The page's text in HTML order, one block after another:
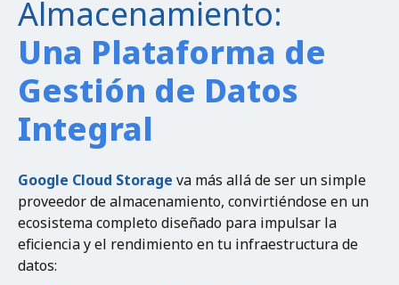
Almacenamiento:
Una Plataforma de
Gestión de Datos
Integral
Google Cloud Storage va más allá de ser un simple
proveedor de almacenamiento, convirtiéndose en un
ecosistema completo diseñado para impulsar la
eficiencia y el rendimiento en tu infraestructura de
datos: